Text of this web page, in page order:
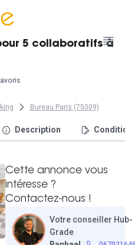
5 collaboratifs à
Bureau Paris (75009)
Description
Cette annonce vous
intéresse ?
Contactez-nous !
Votre conseiller Hub-
Grade